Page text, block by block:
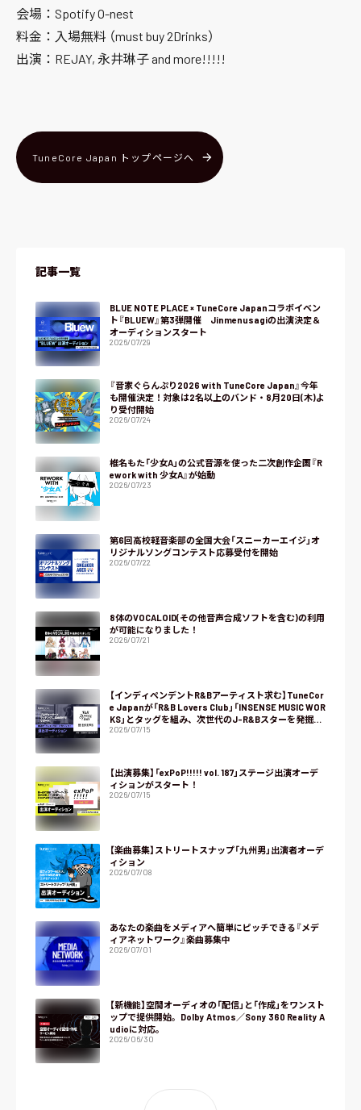
会場：Spotify O-nest
料金：入場無料 （must buy 2Drinks）
出演：REJAY, 永井琳子 and more!!!!!
TuneCore Japan トップページへ
記事一覧
BLUE NOTE PLACE × TuneCore Japanコラボイベン
ト『BLUEW』第3弾開催 Jinmenusagiの出演決定＆
オーディションスタート
2026/07/29
『音家ぐらんぷり2026 with TuneCore Japan』今年
も開催決定！対象は2名以上のバンド・8月20日(木)よ
り受付開始
2026/07/24
椎名もた「少女A」の公式音源を使った二次創作企画『R
ework with 少女A』が始動
2026/07/23
第6回高校軽音楽部の全国大会「スニーカーエイジ」オ
リジナルソングコンテスト応募受付を開始
2026/07/22
8体のVOCALOID(その他音声合成ソフトを含む)の利用
が可能になりました！
2026/07/21
【インディペンデントR&Bアーティスト求む】TuneCor
e Japanが「R&B Lovers Club」「INSENSE MUSIC WOR
KS」とタッグを組み、次世代のJ-R&Bスターを発掘す
るオーディション『NEXT R&B』をスタート！
2026/07/15
【出演募集】「exPoP!!!!! vol. 187」ステージ出演オーデ
ィションがスタート！
2026/07/15
【楽曲募集】ストリートスナップ「九州男」出演者オーデ
ィション
2026/07/08
あなたの楽曲をメディアへ簡単にピッチできる『メデ
ィアネットワーク』楽曲募集中
2026/07/01
【新機能】空間オーディオの「配信」と「作成」をワンスト
ップで提供開始。Dolby Atmos／Sony 360 Reality A
udioに対応。
2026/06/30